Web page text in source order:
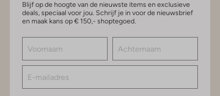
Blijf op de hoogte van de nieuwste items en exclusieve
deals, speciaal voor jou. Schrijf je in voor de nieuwsbrief
en maak kans op € 150,- shoptegoed.